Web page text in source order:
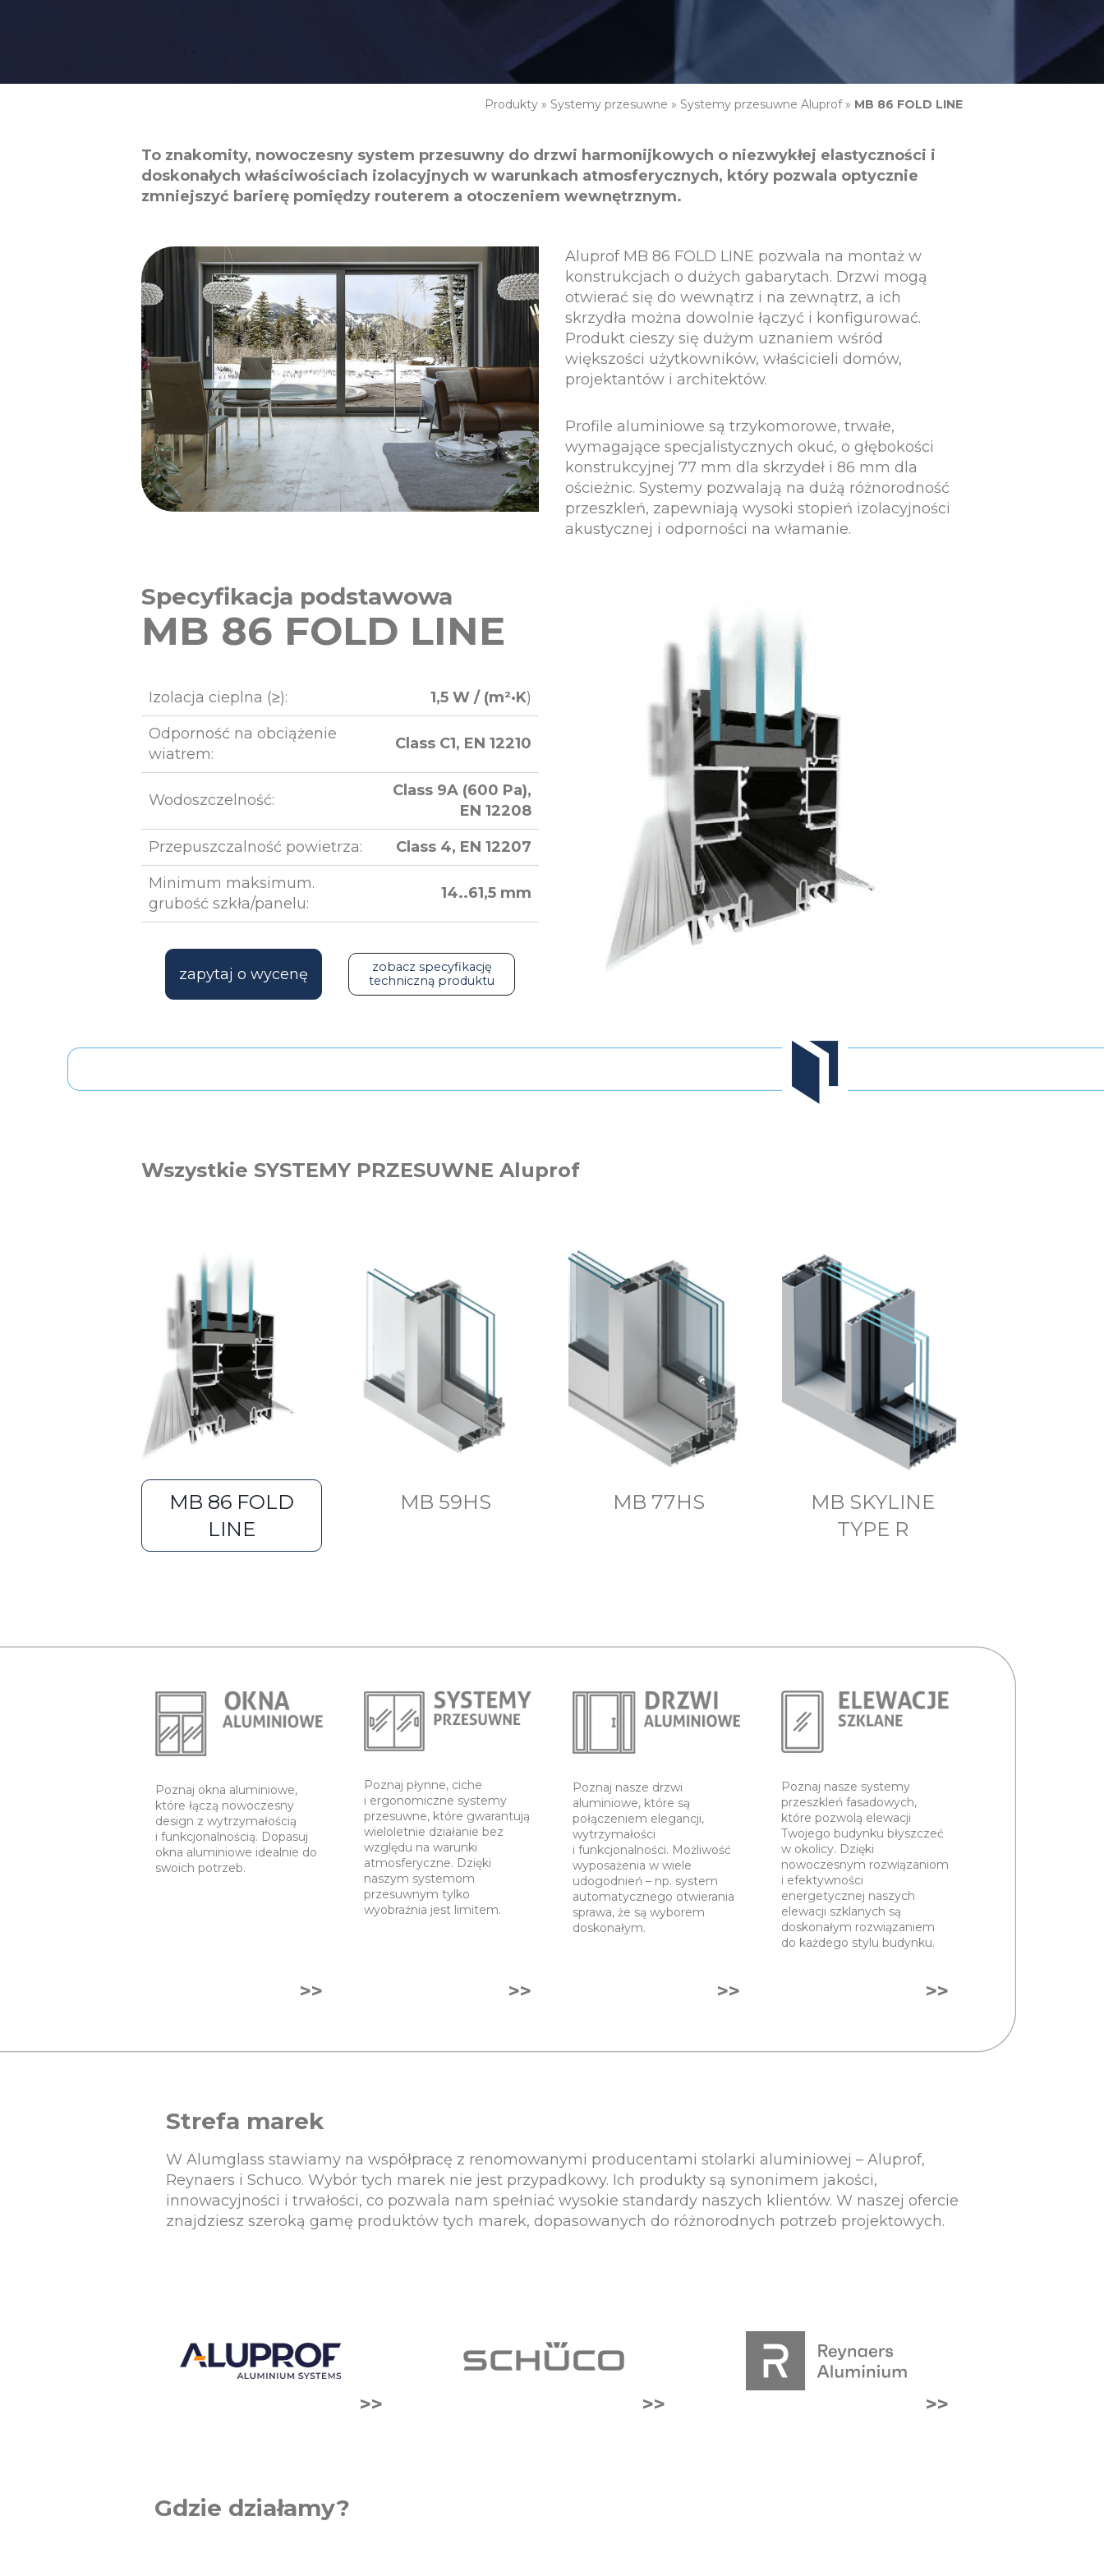
Produkty » Systemy przesuwne » Systemy przesuwne Aluprof» MB 86 FOLD LINE
To znakomity, nowoczesny system przesuwny do drzwi harmonijkowych o niezwykłej elastyczności i
doskonałych właściwościach izolacyjnych w warunkach atmosferycznych, który pozwala optycznie
zmniejszyć barierę pomiędzy routerem a otoczeniem wewnętrznym.
Aluprof MB 86 FOLD LINE pozwala na montaż w
konstrukcjach o dużych gabarytach. Drzwi mogą
otwierać się do wewnątrz i na zewnątrz, a ich
skrzydła można dowolnie łączyć i konfigurować.
Produkt cieszy się dużym uznaniem wśród
większości użytkowników, właścicieli domów,
projektantów i architektów.
Profile aluminiowe są trzykomorowe, trwałe,
wymagające specjalistycznych okuć, o głębokości
konstrukcyjnej 77 mm dla skrzydeł i 86 mm dla
ościeżnic. Systemy pozwalają na dużą różnorodność
przeszkleń, zapewniają wysoki stopień izolacyjności
akustycznej i odporności na włamanie.
Specyfikacja podstawowa
MB 86 FOLD LINE
Izolacja cieplna (≥): 1,5 W / (m²·K)
Odporność na obciążenie
wiatrem:
Class C1, EN 12210
Wodoszczelność:
Class 9A (600 Pa),
EN 12208
Przepuszczalność powietrza:
Class 4, EN 12207
Minimum maksimum.
grubość szkła/panelu:
14..61,5 mm
zapytaj o wycenę
zobacz specyfikację
techniczną produktu
Wszystkie SYSTEMY PRZESUWNE Aluprof
MB 86 FOLD
LINE
MB 59HS MB 77HS
MB SKYLINE
TYPE R
Poznaj okna aluminiowe,
które łączą nowoczesny
design z wytrzymałością
i funkcjonalnością. Dopasuj
okna aluminiowe idealnie do
swoich potrzeb.
>>
Poznaj płynne, ciche
i ergonomiczne systemy
przesuwne, które gwarantują
wieloletnie działanie bez
względu na warunki
atmosferyczne. Dzięki
naszym systemom
przesuwnym tylko
wyobraźnia jest limitem.
>>
Poznaj nasze drzwi
aluminiowe, które są
połączeniem elegancji,
wytrzymałości
i funkcjonalności. Możliwość
wyposażenia w wiele
udogodnień – np. system
automatycznego otwierania
sprawa, że są wyborem
doskonałym.
>>
Poznaj nasze systemy
przeszkleń fasadowych,
które pozwolą elewacji
Twojego budynku błyszczeć
w okolicy. Dzięki
nowoczesnym rozwiązaniom
i efektywności
energetycznej naszych
elewacji szklanych są
doskonałym rozwiązaniem
do każdego stylu budynku.
>>
Strefa marek
W Alumglass stawiamy na współpracę z renomowanymi producentami stolarki aluminiowej – Aluprof,
Reynaers i Schuco. Wybór tych marek nie jest przypadkowy. Ich produkty są synonimem jakości,
innowacyjności i trwałości, co pozwala nam spełniać wysokie standardy naszych klientów. W naszej ofercie
znajdziesz szeroką gamę produktów tych marek, dopasowanych do różnorodnych potrzeb projektowych.
>> >> >>
Gdzie działamy?